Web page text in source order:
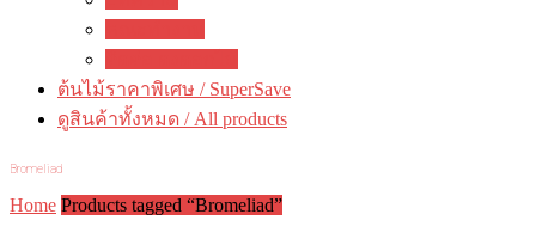
ต้นไม้ราคาพิเศษ / SuperSave
ดูสินค้าทั้งหมด / All products
Bromeliad
Home Products tagged “Bromeliad”